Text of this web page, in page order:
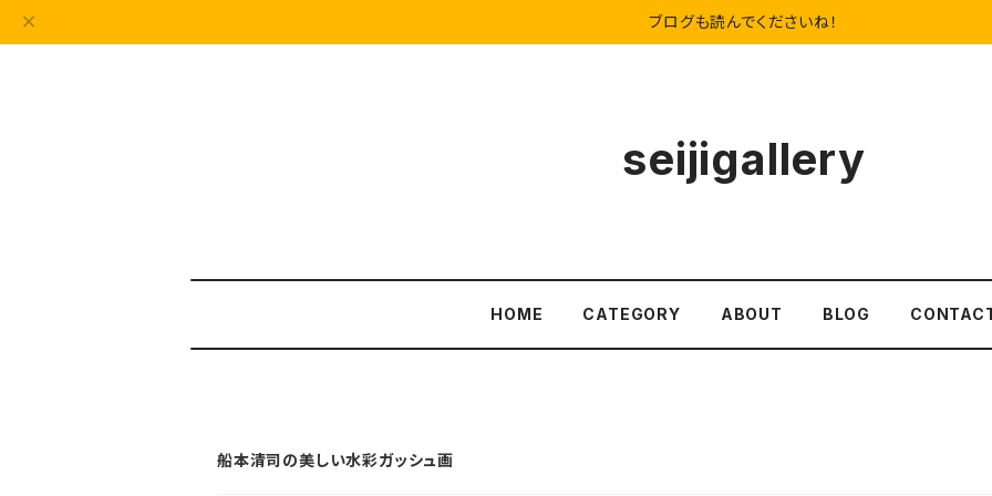
ブログも読んでくださいね！
seijigallery
HOME CATEGORY ABOUT BLOG
船本清司の美しい水彩ガッシュ画